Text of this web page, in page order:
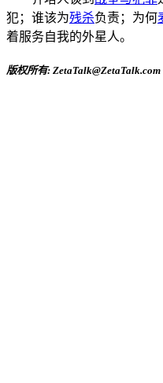
犯；谁该为残杀负责；为何
着服务自我的外星人。
版权所有: ZetaTalk@ZetaTalk.com